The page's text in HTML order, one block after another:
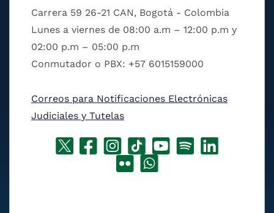
Carrera 59 26-21 CAN, Bogotá - Colombia
Lunes a viernes de 08:00 a.m – 12:00 p.m y
02:00 p.m – 05:00 p.m
Conmutador o PBX: +57 6015159000
Correos para Notificaciones Electrónicas
Judiciales y Tutelas